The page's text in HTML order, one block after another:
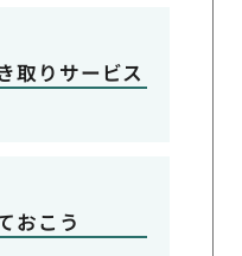
取りサービス
おこう